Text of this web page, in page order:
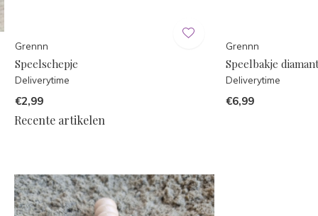
Grennn
Speelschepje
Deliverytime
€2,99
Grennn
Speelbakje
Deliverytime
€6,99
Recente artikelen